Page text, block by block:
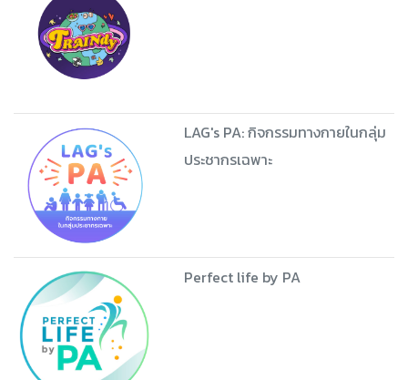
LAG's PA: กิจกรรมทางกายในกลุ่ม
ประชากรเฉพาะ
Perfect life by PA